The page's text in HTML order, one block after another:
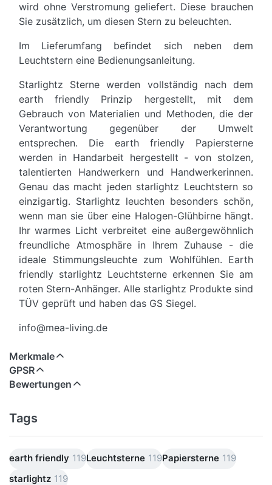
wird ohne Verstromung geliefert. Diese brauchen
Sie zusätzlich, um diesen Stern zu beleuchten.
Im Lieferumfang befindet sich neben dem
Leuchtstern eine Bedienungsanleitung.
Starlightz Sterne werden vollständig nach dem
earth friendly Prinzip hergestellt, mit dem
Gebrauch von Materialien und Methoden, die der
Verantwortung gegenüber der Umwelt
entsprechen. Die earth friendly Papiersterne
werden in Handarbeit hergestellt - von stolzen,
talentierten Handwerkern und Handwerkerinnen.
Genau das macht jeden starlightz Leuchtstern so
einzigartig. Starlightz leuchten besonders schön,
wenn man sie über eine Halogen-Glühbirne hängt.
Ihr warmes Licht verbreitet eine außergewöhnlich
freundliche Atmosphäre in Ihrem Zuhause - die
ideale Stimmungsleuchte zum Wohlfühlen. Earth
friendly starlightz Leuchtsterne erkennen Sie am
roten Stern-Anhänger. Alle starlightz Produkte sind
TÜV geprüft und haben das GS Siegel.
info@mea-living.de
Merkmale
GPSR
Bewertungen
Tags
earth friendly 119Leuchtsterne 119Papiersterne 119
starlightz 119